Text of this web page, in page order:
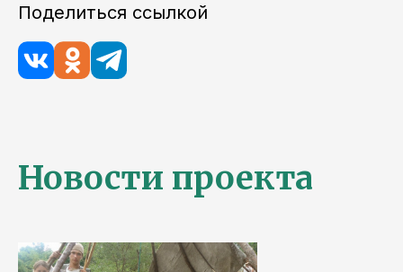
Поделиться ссылкой
Новости проекта